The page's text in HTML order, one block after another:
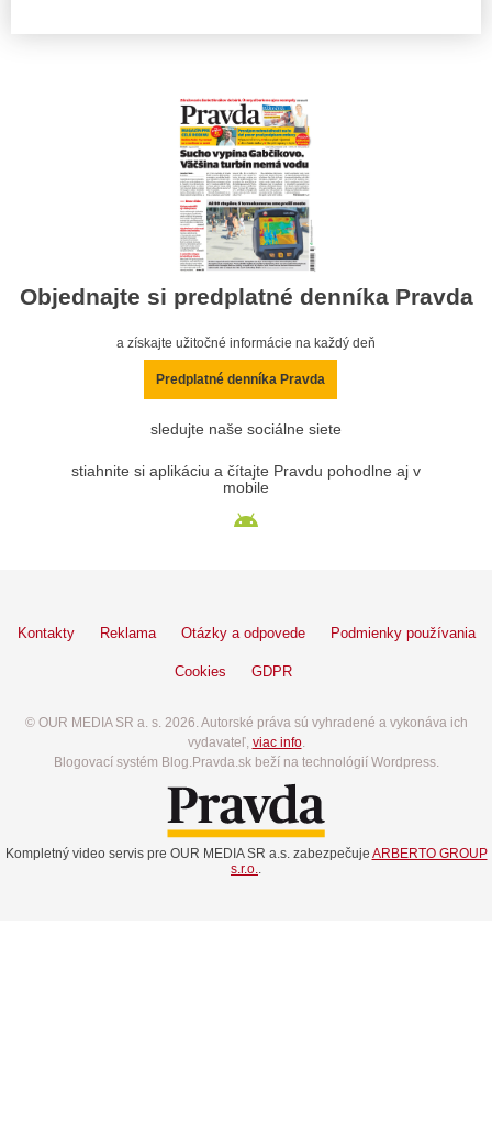
Objednajte si predplatné denníka Pravda
a získajte užitočné informácie na každý deň
Predplatné denníka Pravda
sledujte naše sociálne siete
stiahnite si aplikáciu a čítajte Pravdu pohodlne aj v
mobile
Kontakty Reklama Otázky a odpovede Podmienky používania
Cookies GDPR
© OUR MEDIA SR a. s. 2026. Autorské práva sú vyhradené a vykonáva ich
vydavateľ, viac info.
Blogovací systém Blog.Pravda.sk beží na technológií Wordpress.
Kompletný video servis pre OUR MEDIA SR a.s. zabezpečuje ARBERTO GROUP
s.r.o.